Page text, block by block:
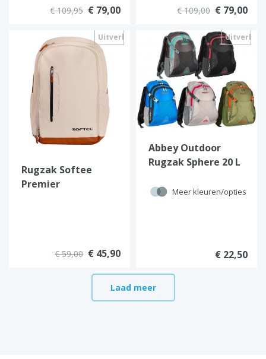
€ 109,95 € 79,00 € 109,00 € 79,00
Uitverkocht
Rugzak Softee
Premier
€ 59,00 € 45,90
Abbey Outdoor
Rugzak Sphere 20 L
Meer kleuren/opties
€ 22,50
Laad meer